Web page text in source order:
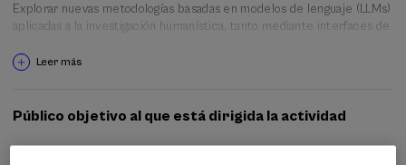
Explorar nuevas metodologías basadas en modelos de lenguaje (LLMs)
aplicadas a la investigación humanística, tanto mediante interfaces de
Impulsar la comunidad CLARIAH-ES y fortalecer la conexión entre
humanidades digitales.
Leer más
Público objetivo al que está dirigida la actividad